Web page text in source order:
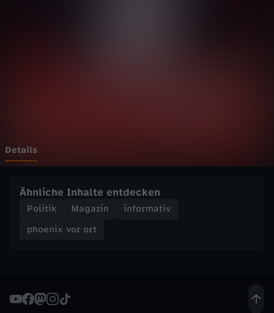
t
B
e
Details
Ähnliche Inhalte entdecken
Politik Magazin
informativ
phoenix vor ort